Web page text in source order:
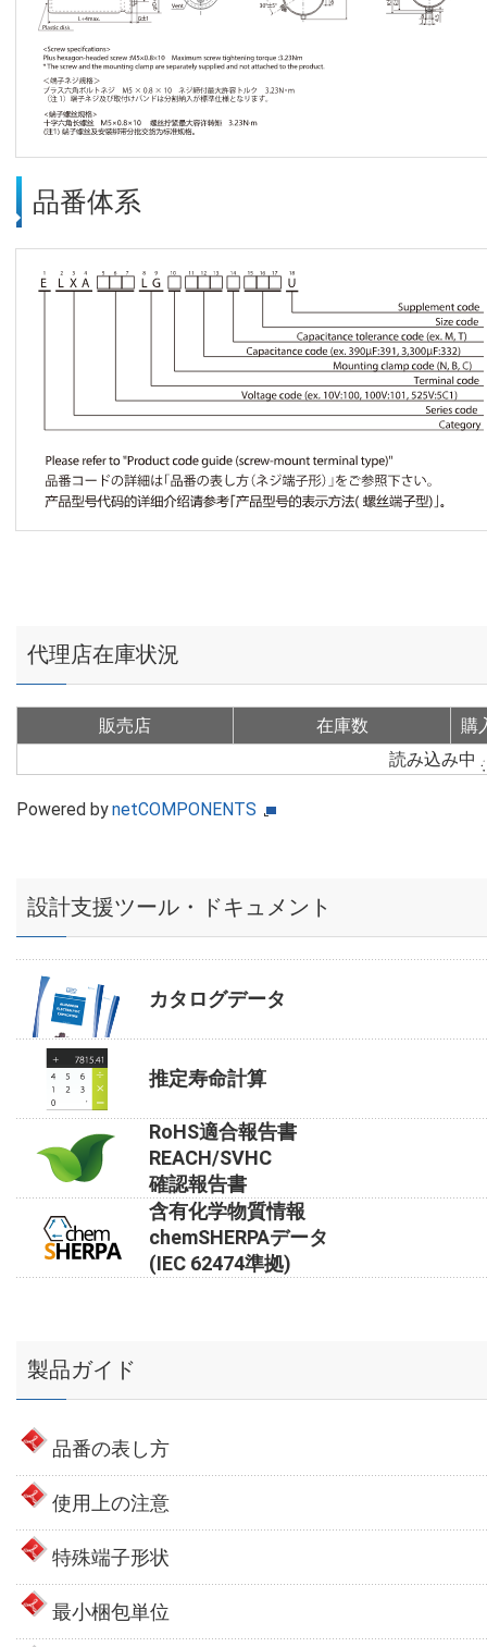
品番体系
代理店在庫状況
販売店 在庫数
購
読み込み中
Powered bynetCOMPONENTS
設計支援ツール・ドキュメント
カタログデータ
推定寿命計算
RoHS適合報告書
REACH/SVHC
確認報告書
含有化学物質情報
chemSHERPAデータ
(IEC 62474準拠)
製品ガイド
品番の表し方
使用上の注意
特殊端子形状
最小梱包単位